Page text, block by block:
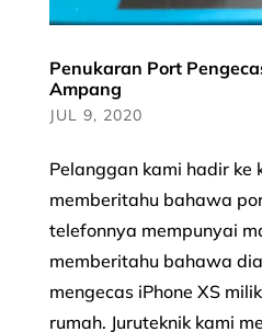
Penukaran Port
Ampang
JUL 9, 2020
Pelanggan kami hadir ke
memberitahu bahawa
telefonnya mempunyai
memberitahu bahawa
mengecas iPhone XS
rumah. Juruteknik kami